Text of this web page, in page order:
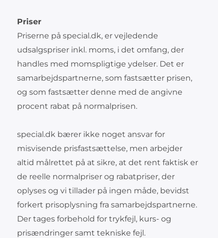
Priser
Priserne på special.dk, er vejledende
udsalgspriser inkl. moms, i det omfang, der
handles med momspligtige ydelser. Det er
samarbejdspartnerne, som fastsætter prisen,
og som fastsætter denne med de angivne
procent rabat på normalprisen.
special.dk bærer ikke noget ansvar for
misvisende prisfastsættelse, men arbejder
altid målrettet på at sikre, at det rent faktisk er
de reelle normalpriser og rabatpriser, der
oplyses og vi tillader på ingen måde, bevidst
forkert prisoplysning fra samarbejdspartnerne.
Der tages forbehold for trykfejl, kurs- og
prisændringer samt tekniske fejl.